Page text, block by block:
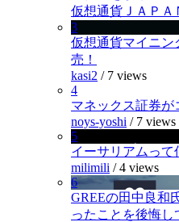
仮想通貨ＪＡＰＡ
3
仮想通貨マイニン
売！
kasi2 / 7 views
4
マネックス証券が
noys-yoshi / 7 views
5
イーサリアムって
milimili /4 views
6
GREEの田中良和
ったことを後悔し